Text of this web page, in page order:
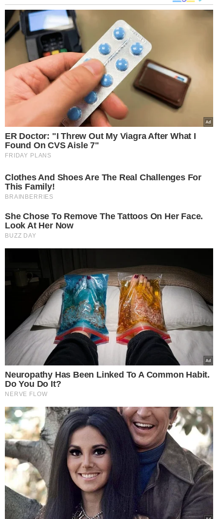
ÁREAS DE ATUAÇÃO
A empresa abriu vagas para estudantes
administração de empresas, advocacia, análise de
sistemas, biblioteconomia, biologia, ciência de dados,
ciências atuariais, ciências contábeis, economia,
enfermagem, engenharias (ambiental, civil, de
computação, controle e automação, petróleo, produção,
telecomunicações, elétrica, mecânica, naval, química),
geofísica, geologia, jornalismo, marketing, oceanografia e
relações públicas.
CIDADES
As 150 vagas estão distribuídas em cidades de 12
unidades da federação.São elas Rio de Janeiro (RJ),
Macaé (RJ), Duque de Caxias (RJ), Itaboraí (RJ), São Paulo
Paulínia (SP), Mauá (SP), Vitória (ES), Brasília (DF), Canoas
(RS), Salvador (BA), Camaçari (BA), Betim (MG), Ipojuca
(PE), Araucária (PR), São Mateus do Sul (PR), Aracaju (SE),